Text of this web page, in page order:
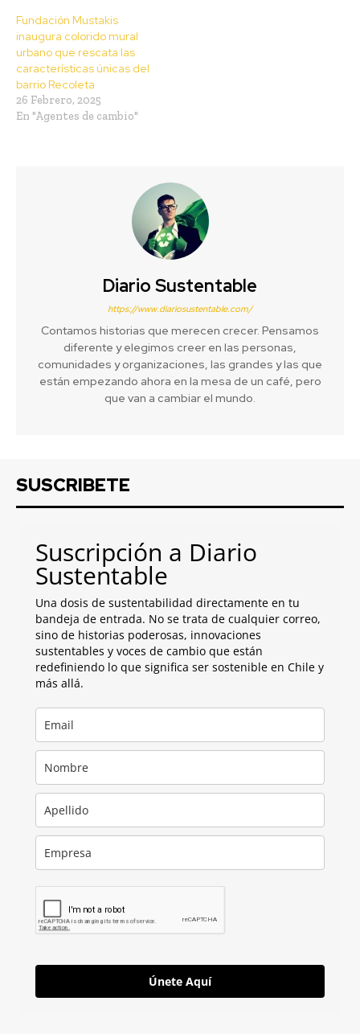
Fundación Mustakis
inaugura colorido mural
urbano que rescata las
características únicas del
barrio Recoleta
26 Febrero, 2025
En "Agentes de cambio"
Diario Sustentable
https://www.diariosustentable.com/
Contamos historias que merecen crecer. Pensamos
diferente y elegimos creer en las personas,
comunidades y organizaciones, las grandes y las que
están empezando ahora en la mesa de un café, pero
que van a cambiar el mundo.
SUSCRIBETE
Suscripción a Diario
Sustentable
Una dosis de sustentabilidad directamente en tu
bandeja de entrada. No se trata de cualquier correo,
sino de historias poderosas, innovaciones
sustentables y voces de cambio que están
redefiniendo lo que significa ser sostenible en Chile y
más allá.
Únete Aquí